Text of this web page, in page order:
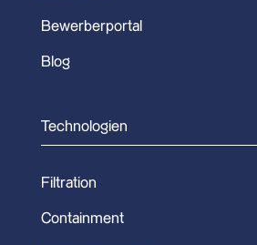
Bewerberportal
Blog
Technologien
Filtration
Containment